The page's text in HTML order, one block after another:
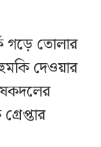
গড়ে তোলার
দেওয়ার